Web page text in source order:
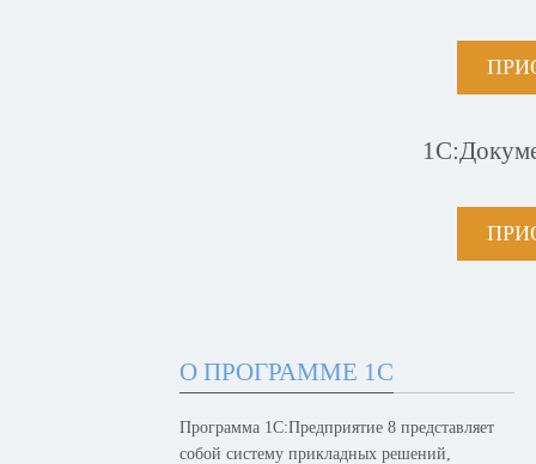
О ПРОГРАММЕ 1С
Программа 1С:Предприятие 8 представляет
собой систему прикладных решений,